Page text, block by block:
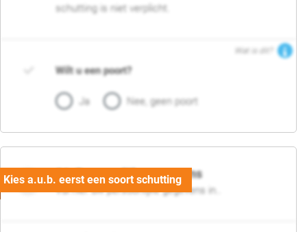
schutting is niet verplicht.
Wat is dit?
Wilt u een poort?
Ja Nee, geen poort
06. Persoonlijke gegevens
Vul hier uw persoonlijke gegevens in..